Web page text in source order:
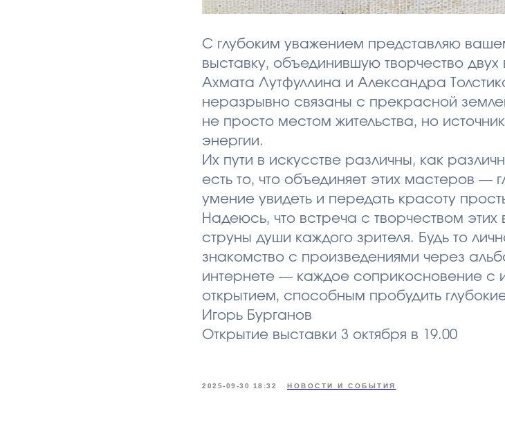
С глубоким уважением представляю
выставку, объединившую творчество
Ахмата Лутфуллина и Александра
неразрывно связаны с прекрасной
не просто местом жительства, но
энергии.
Их пути в искусстве различны, как
есть то, что объединяет этих мастеров —
умение увидеть и передать красоту
Надеюсь, что встреча с творчеством этих
струны души каждого зрителя. Будь то
знакомство с произведениями через
интернете — каждое соприкосновение с
открытием, способным пробудить
Игорь Бурганов
Открытие выставки 3 октября в 19.00
2025-09-30 18:32 НОВОСТИ И СОБЫТИЯ